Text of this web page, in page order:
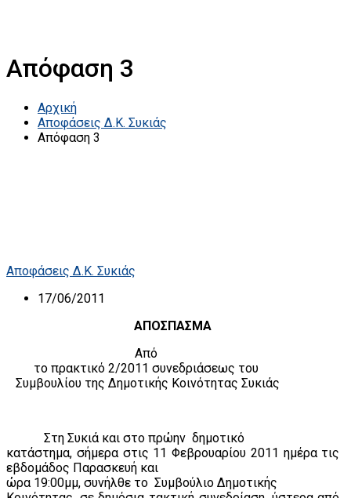
Απόφαση 3
Αρχική
Αποφάσεις Δ.Κ. Συκιάς
Απόφαση 3
Αποφάσεις Δ.Κ. Συκιάς
17/06/2011
ΑΠΟΣΠΑΣΜΑ
Από
το πρακτικό 2/2011 συνεδριάσεως του
Συμβουλίου της Δημοτικής Κοινότητας Συκιάς
Στη Συκιά και στο πρώην δημοτικό
κατάστημα, σήμερα στις 11 Φεβρουαρίου 2011 ημέρα τις
εβδομάδος Παρασκευή και
ώρα 19:00μμ, συνήλθε το Συμβούλιο Δημοτικής